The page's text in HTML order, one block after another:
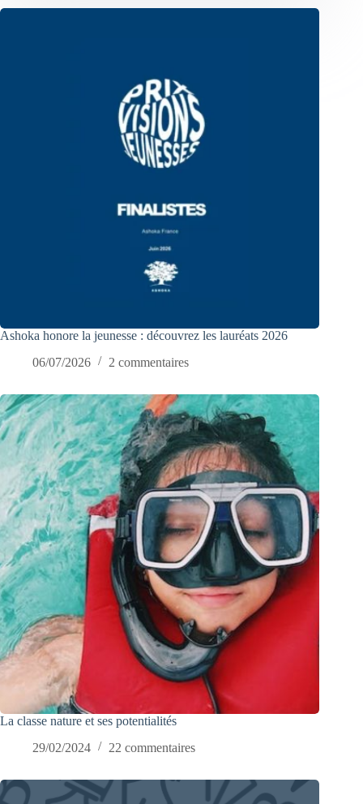
Ashoka honore la jeunesse : découvrez les lauréats 2026
06/07/2026
2 commentaires
La classe nature et ses potentialités
29/02/2024
22 commentaires